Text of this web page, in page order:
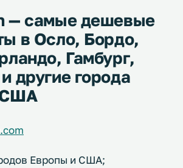
— самые дешевые
в Осло, Бордо,
Гамбург,
другие города
США
Европы и США;